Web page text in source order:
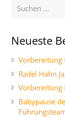
Neueste
Vorbereitung
Radel Hahn
Vorbereitung
Babypause